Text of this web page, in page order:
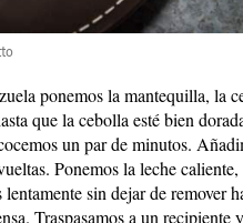
ponemos la mantequilla, la
que la cebolla esté bien
un par de minutos.
Ponemos la leche caliente,
sin dejar de remover
Traspasamos a un recipiente y